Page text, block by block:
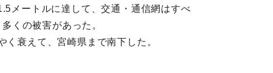
メートルに達して、交通・通信網はすべ
くの被害があった。
衰えて、宮崎県まで南下した。